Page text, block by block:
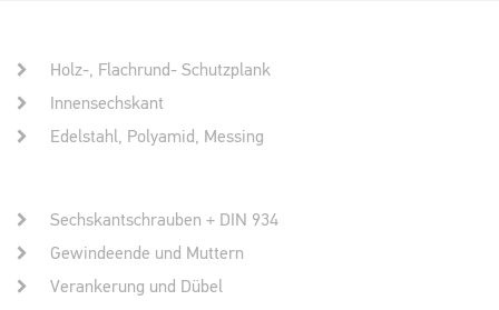
Holz-, Flachrund- Schutzplank
Innensechskant
Edelstahl, Polyamid, Messing
Sechskantschrauben + DIN 934
Gewindeende und Muttern
Verankerung und Dübel